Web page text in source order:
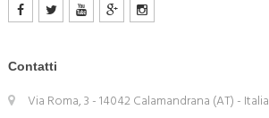
Contatti
Via Roma, 3 - 14042 Calamandrana (AT) - Italia